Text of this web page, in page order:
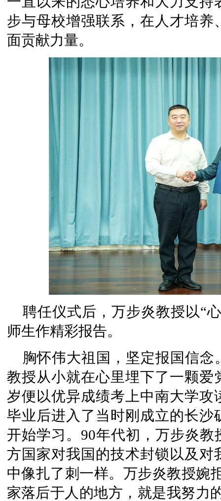
步与母校增强联系，在人才培
面贡献力量。
聘任仪式后，万步炎教授以“
师生作精彩报告。
胸怀伟大祖国，坚定报国信念
教授从小就在心里埋下了一颗爱
岁便以优异成绩考上中南大学
毕业后进入了当时刚成立的长
开始学习。90年代初，万步炎
方国家对我国的技术封锁以及
中像扎了刺一样。万步炎教授婉
家落后于人的地方，就是我努力